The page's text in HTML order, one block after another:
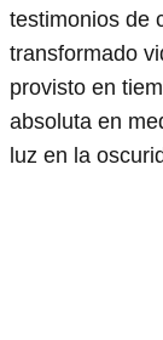
testimonios de
transformado
provisto en
absoluta en
luz en la